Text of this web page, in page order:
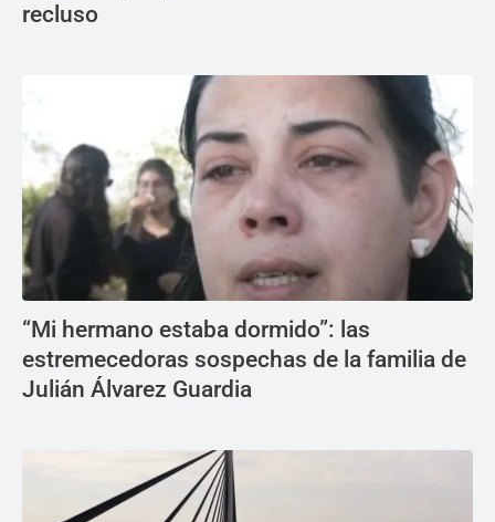
recluso
“Mi hermano estaba dormido”: las
estremecedoras sospechas de la familia de
Julián Álvarez Guardia